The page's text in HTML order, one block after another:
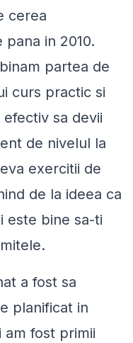
cerea
in 2010.
partea de
curs practic si
sa devii
de nivelul la
exercitii de
de la ideea ca
este bine sa-ti
a fost sa
planificat in
fost primii